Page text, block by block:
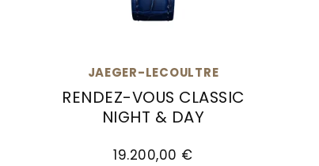
JAEGER-LECOULTRE
RENDEZ-VOUS CLASSIC
NIGHT & DAY
19.200,00 €